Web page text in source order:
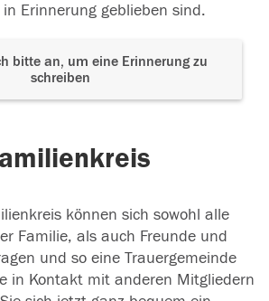
in Erinnerung geblieben sind.
bitte an, um eine Erinnerung zu
schreiben
können sich sowohl alle
Familie, als auch Freunde und
und so eine Trauergemeinde
in Kontakt mit anderen Mitgliedern